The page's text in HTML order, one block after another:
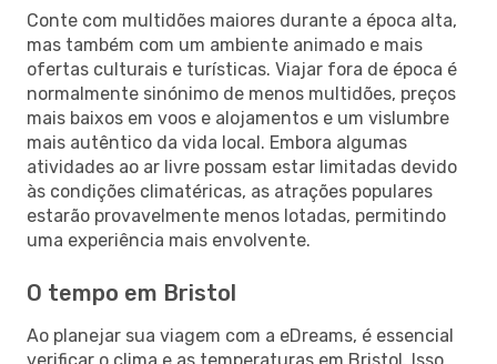
Conte com multidões maiores durante a época alta,
mas também com um ambiente animado e mais
ofertas culturais e turísticas. Viajar fora de época é
normalmente sinónimo de menos multidões, preços
mais baixos em voos e alojamentos e um vislumbre
mais autêntico da vida local. Embora algumas
atividades ao ar livre possam estar limitadas devido
às condições climatéricas, as atrações populares
estarão provavelmente menos lotadas, permitindo
uma experiência mais envolvente.
O tempo em Bristol
Ao planejar sua viagem com a eDreams, é essencial